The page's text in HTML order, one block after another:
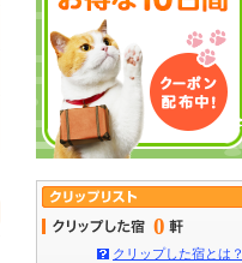
0
クリップした宿とは？